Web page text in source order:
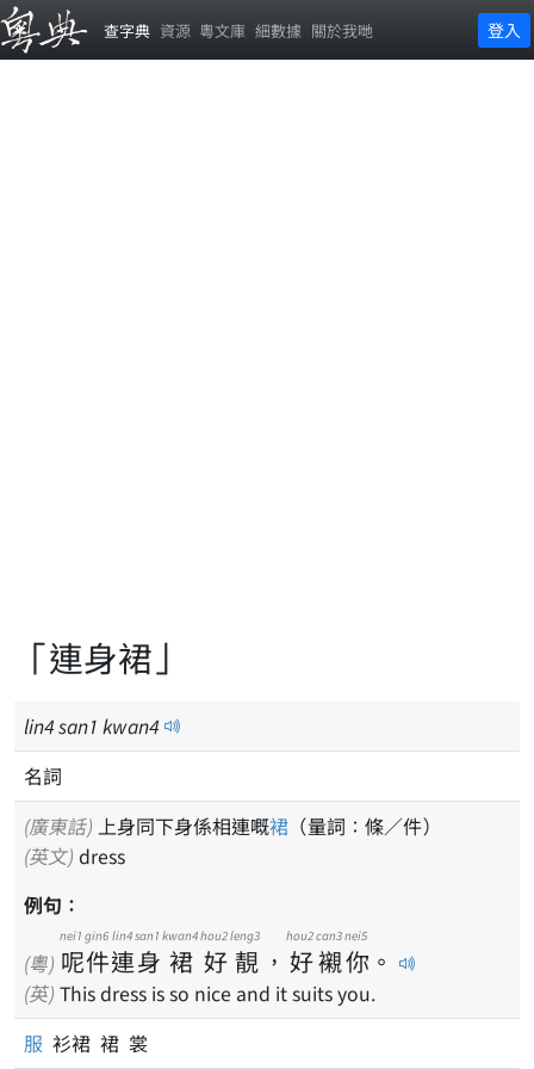
查字典 資源 粵文庫 細數據 關於我哋 登入
「連身裙」
lin4san1 kwan4
名詞
(廣東話) 上身同下身係相連嘅裙 （量詞：條／件）
(英文) dress
例句：
(粵) 呢
nei1
件
gin6
連
lin4
身
san1
裙
kwan4
好
hou2
靚
leng3
， 好
hou2
襯
can3
你
nei5
。
(英) This dress is so nice and it suits you.
服 衫裙 裙 裳